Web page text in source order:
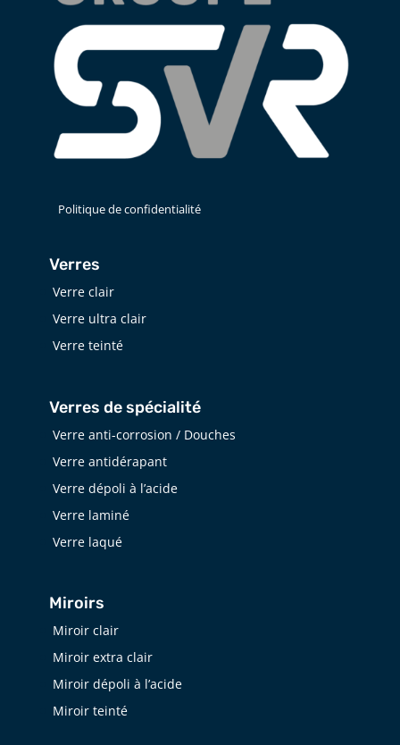
Politique de confidentialité
Verres
Verre clair
Verre ultra clair
Verre teinté
Verres de spécialité
Verre anti-corrosion / Douches
Verre antidérapant
Verre dépoli à l’acide
Verre laminé
Verre laqué
Miroirs
Miroir clair
Miroir extra clair
Miroir dépoli à l’acide
Miroir teinté